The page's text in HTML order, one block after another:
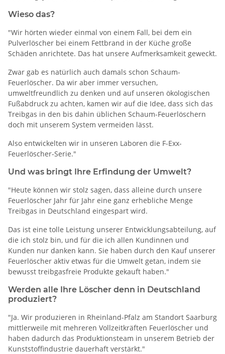
Wieso das?
"Wir hörten wieder einmal von einem Fall, bei dem ein
Pulverlöscher bei einem Fettbrand in der Küche große
Schäden anrichtete. Das hat unsere Aufmerksamkeit geweckt.
Zwar gab es natürlich auch damals schon Schaum-
Feuerlöscher. Da wir aber immer versuchen,
umweltfreundlich zu denken und auf unseren ökologischen
Fußabdruck zu achten, kamen wir auf die Idee, dass sich das
Treibgas in den bis dahin üblichen Schaum-Feuerlöschern
doch mit unserem System vermeiden lässt.
Also entwickelten wir in unseren Laboren die F-Exx-
Feuerlöscher-Serie."
Und was bringt Ihre Erfindung der Umwelt?
"Heute können wir stolz sagen, dass alleine durch unsere
Feuerlöscher Jahr für Jahr eine ganz erhebliche Menge
Treibgas in Deutschland eingespart wird.
Das ist eine tolle Leistung unserer Entwicklungsabteilung, auf
die ich stolz bin, und für die ich allen Kundinnen und
Kunden nur danken kann. Sie haben durch den Kauf unserer
Feuerlöscher aktiv etwas für die Umwelt getan, indem sie
bewusst treibgasfreie Produkte gekauft haben."
Werden alle Ihre Löscher denn in Deutschland
produziert?
"Ja. Wir produzieren in Rheinland-Pfalz am Standort Saarburg
mittlerweile mit mehreren Vollzeitkräften Feuerlöscher und
haben dadurch das Produktionsteam in unserem Betrieb der
Kunststoffindustrie dauerhaft verstärkt."